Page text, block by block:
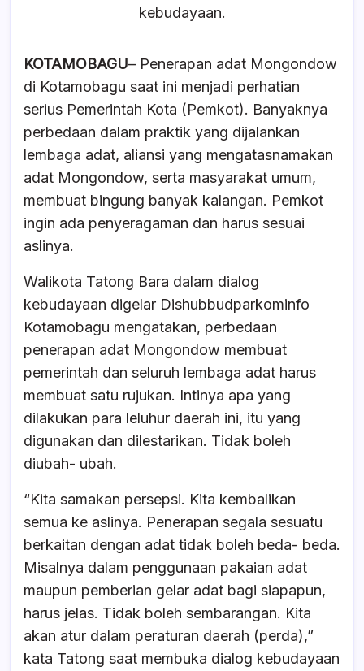
kebudayaan.
KOTAMOBAGU– Penerapan adat Mongondow
di Kotamobagu saat ini menjadi perhatian
serius Pemerintah Kota (Pemkot). Banyaknya
perbedaan dalam praktik yang dijalankan
lembaga adat, aliansi yang mengatasnamakan
adat Mongondow, serta masyarakat umum,
membuat bingung banyak kalangan. Pemkot
ingin ada penyeragaman dan harus sesuai
aslinya.
Walikota Tatong Bara dalam dialog
kebudayaan digelar Dishubbudparkominfo
Kotamobagu mengatakan, perbedaan
penerapan adat Mongondow membuat
pemerintah dan seluruh lembaga adat harus
membuat satu rujukan. Intinya apa yang
dilakukan para leluhur daerah ini, itu yang
digunakan dan dilestarikan. Tidak boleh
diubah- ubah.
“Kita samakan persepsi. Kita kembalikan
semua ke aslinya. Penerapan segala sesuatu
berkaitan dengan adat tidak boleh beda- beda.
Misalnya dalam penggunaan pakaian adat
maupun pemberian gelar adat bagi siapapun,
harus jelas. Tidak boleh sembarangan. Kita
akan atur dalam peraturan daerah (perda),”
kata Tatong saat membuka dialog kebudayaan